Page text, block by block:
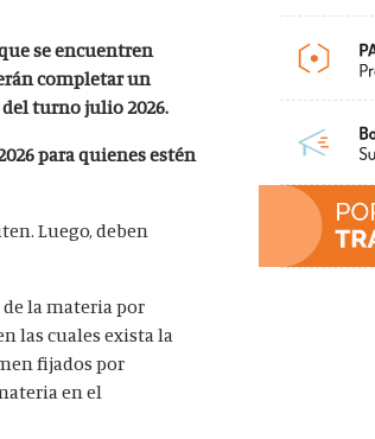
se encuentren
completar un
turno julio 2026.
para quienes estén
Luego, deben
la materia por
las cuales exista la
fijados por
en el